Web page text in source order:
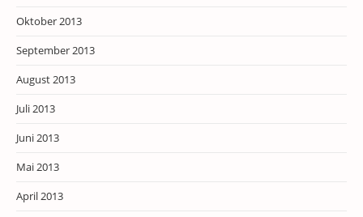
Oktober 2013
September 2013
August 2013
Juli 2013
Juni 2013
Mai 2013
April 2013